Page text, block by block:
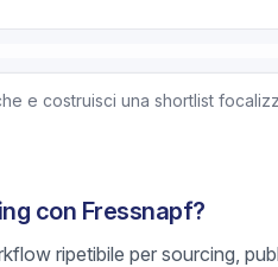
e costruisci una shortlist
con Fressnapf?
ripetibile per sourcing,